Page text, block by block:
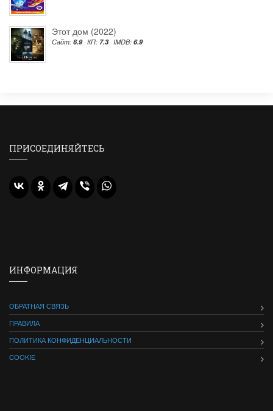
Этот дом (2022)
Сайт: 6.9 КП: 7.3 IMDB: 6.9
ПРИСОЕДИНЯЙТЕСЬ
ИНФОРМАЦИЯ
ОБРАТНАЯ СВЯЗЬ
ПРАВИЛА
ПОЛИТИКА КОНФИДЕНЦИАЛЬНОСТИ
COOKIE